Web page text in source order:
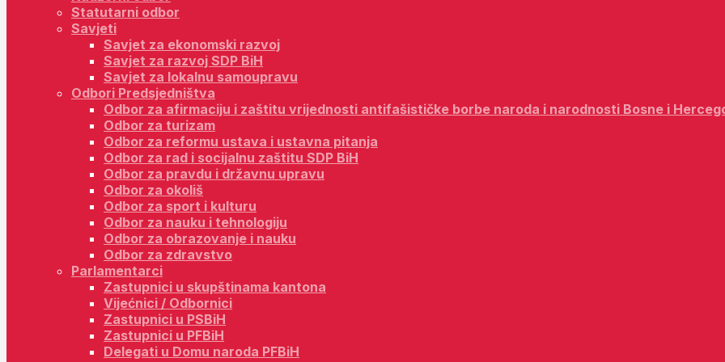
Statutarni odbor
Savjeti
Savjet za ekonomski razvoj
Savjet za razvoj SDP BiH
Savjet za lokalnu samoupravu
Odbori Predsjedništva
Odbor za afirmaciju i zaštitu vrijednosti antifašističke borbe naroda i narodnosti Bosne i
Odbor za turizam
Odbor za reformu ustava i ustavna pitanja
Odbor za rad i socijalnu zaštitu SDP BiH
Odbor za pravdu i državnu upravu
Odbor za okoliš
Odbor za sport i kulturu
Odbor za nauku i tehnologiju
Odbor za obrazovanje i nauku
Odbor za zdravstvo
Parlamentarci
Zastupnici u skupštinama kantona
Vijećnici / Odbornici
Zastupnici u PSBiH
Zastupnici u PFBiH
Delegati u Domu naroda PFBiH